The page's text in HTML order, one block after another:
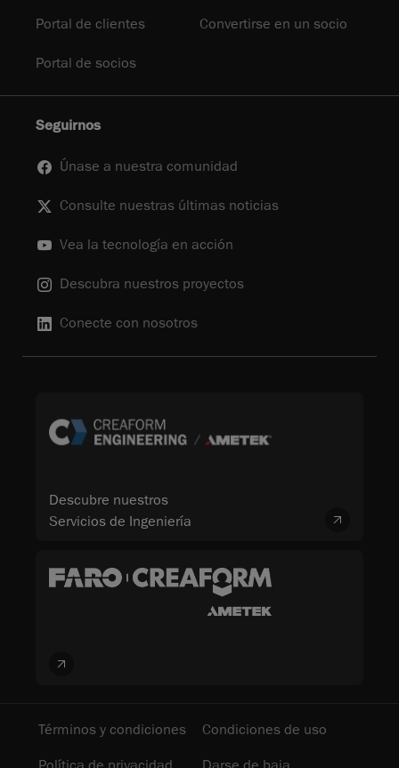
Portal de clientes Convertirse en un socio
Portal de socios
Seguirnos
Únase a nuestra comunidad
Consulte nuestras últimas noticias
Vea la tecnología en acción
Descubra nuestros proyectos
Conecte con nosotros
Descubre nuestros
Servicios de Ingeniería
Términos y condiciones
Condiciones de uso